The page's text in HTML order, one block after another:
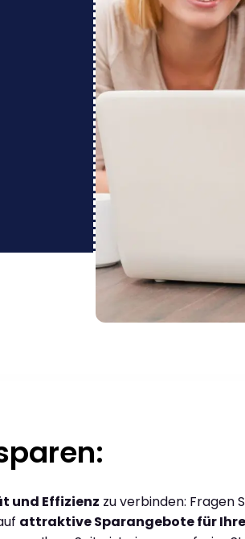
und Effizienz zu verbinden: Fragen
attraktive Sparangebote für